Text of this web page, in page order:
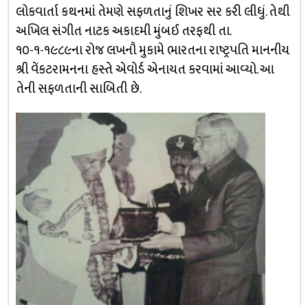
લોકવાર્તા કથનમાં તેમણે સફળતાનું શિખર સર કરી લીધું. તેથી
અખિલ સંગીત નાટક અકાદમી મુંબઈ તરફથી તા.
૧૦-૧-૧૯૮૯ના રોજ લખનૌ મુકામે ભારતના રાષ્ટ્રપતિ માનનીય
શ્રી વેંકટરામનના હસ્તે એવોર્ડ એનાયત કરવામાં આવ્યો. આ
તેની સફળતાની સાબિતી છે.